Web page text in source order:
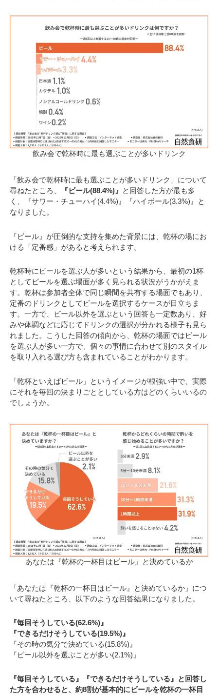
飲み会で乾杯時に最も選ぶことが多いドリンク
「飲み会で乾杯時に最も選ぶことが多いドリンク」について
尋ねたところ、
『ビール(88.4%)』 と回答した方が最も多
く、『サワー・チューハイ(4.4%)』『ハイボール(3.3%)』と
なりました。
『ビール』が圧倒的な支持を集めた背景には、乾杯の場にお
ける「定番感」があると考えられます。
乾杯時にビールを選ぶ人が多いという結果から、最初の1杯
としてビールを選ぶ場面が多く見られる状況がうかがえま
す。乾杯は参加者全体で同じ瞬間を共有する場面でもあり、
定番のドリンクとしてビールを選択するケースが目立ちま
す。一方で、ビール以外を選ぶという回答も一定数あり、好
みや体調などに応じてドリンクの選択が分かれる様子も見ら
れました。こうした回答の傾向から、乾杯の場面ではビール
を選ぶ人が多い一方で、個々の事情に合わせて別のスタイル
を取り入れる選び方も含まれていることがわかります。
「乾杯といえばビール」というイメージが根強い中で、実際
にそれを毎回の決まりごととしている方はどのくらいいるの
でしょうか。
あなたは『乾杯の一杯目はビール』と決めているか
「あなたは『乾杯の一杯目はビール』と決めているか」につ
いて尋ねたところ、以下のような回答結果になりました。
『毎回そうしている(62.6%)』
『できるだけそうしている(19.5%)』
『その時の気分で決めている(15.8%)』
『ビール以外を選ぶことが多い(2.1%)』
『毎回そうしている』『できるだけそうしている』と回答し
た方を合わせると、約8割が基本的にビールを乾杯の一杯目